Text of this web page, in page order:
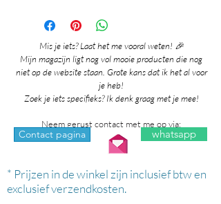
Mis je iets? Laat het me vooral weten! 🎉
Mijn magazijn ligt nog vol mooie producten die nog
niet op de website staan. Grote kans dat ik het al voor
je heb!
Zoek je iets specifieks? Ik denk graag met je mee!
Neem gerust contact met me op via:
Contact pagina whatsapp
* Prijzen in de winkel zijn inclusief btw en
exclusief verzendkosten.